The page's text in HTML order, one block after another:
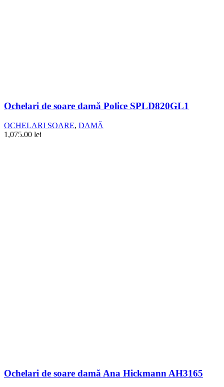
Ochelari de soare damă Police SPLD820GL1
OCHELARI SOARE, DAMĂ
1,075.00 lei
Ochelari de soare damă Ana Hickmann AH3165